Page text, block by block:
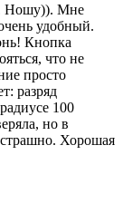
Ношу)). Мне
удобный.
Кнопка
что не
просто
разряд
100
но в
страшно. Хорошая